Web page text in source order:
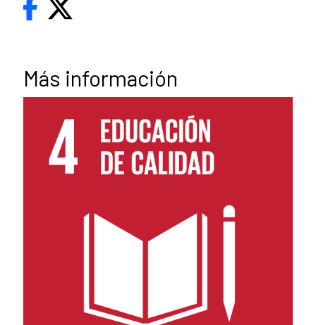
Más información